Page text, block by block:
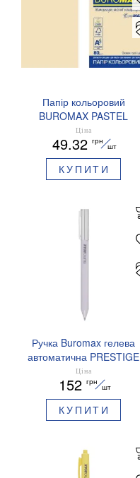
Папір кольоровий
BUROMAX PASTEL
EUROMAX 20 арк А4 80 г/
мс BM.2721220E-08
Ціна
49.32 грн
шт
КУПИТИ
Ручка Buromax гелева
автоматична PRESTIGE
SILVER 0,5 мм сині
чорнила BM.83102
Ціна
152 грн
шт
КУПИТИ